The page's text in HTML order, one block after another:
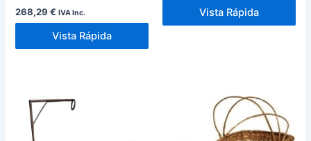
268,29€ IVA Inc.
Vista Rápida
Vista Rápida